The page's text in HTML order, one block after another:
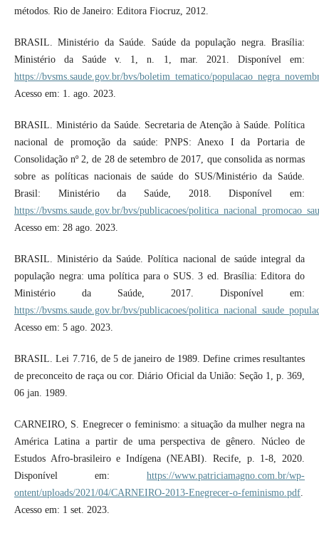
métodos. Rio de Janeiro: Editora Fiocruz, 2012.
BRASIL. Ministério da Saúde. Saúde da população negra. Brasília:
Ministério da Saúde v. 1, n. 1, mar. 2021. Disponível em:
https://bvsms.saude.gov.br/bvs/boletim_tematico/
Acesso em: 1. ago. 2023.
BRASIL. Ministério da Saúde. Secretaria de Atenção à Saúde. Política
nacional de promoção da saúde: PNPS: Anexo I da Portaria de
Consolidação nº 2, de 28 de setembro de 2017, que consolida as normas
sobre as políticas nacionais de saúde do SUS/Ministério da Saúde.
Brasil: Ministério da Saúde, 2018. Disponível em:
https://bvsms.saude.gov.br/bvs/publicacoes/
Acesso em: 28 ago. 2023.
BRASIL. Ministério da Saúde. Política nacional de saúde integral da
população negra: uma política para o SUS. 3 ed. Brasília: Editora do
Ministério da Saúde, 2017. Disponível em:
https://bvsms.saude.gov.br/bvs/publicacoes/
Acesso em: 5 ago. 2023.
BRASIL. Lei 7.716, de 5 de janeiro de 1989. Define crimes resultantes
de preconceito de raça ou cor. Diário Oficial da União: Seção 1, p. 369,
06 jan. 1989.
CARNEIRO, S. Enegrecer o feminismo: a situação da mulher negra na
América Latina a partir de uma perspectiva de gênero. Núcleo de
Estudos Afro-brasileiro e Indígena (NEABI). Recife, p. 1-8, 2020.
Disponível em:https://www.patriciamagno.com.br/wp-
ontent/uploads/2021/04/CARNEIRO-2013-Enegrecer-o-feminismo.pdf.
Acesso em: 1 set. 2023.